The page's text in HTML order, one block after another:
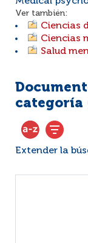
Ver también:
Ciencias
Ciencias
Salud
categoría
Extender la